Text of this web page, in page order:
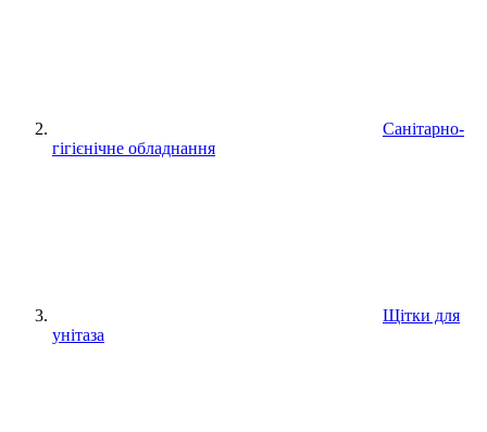
Санітарно-
гігієнічне обладнання
Щітки для
унітаза